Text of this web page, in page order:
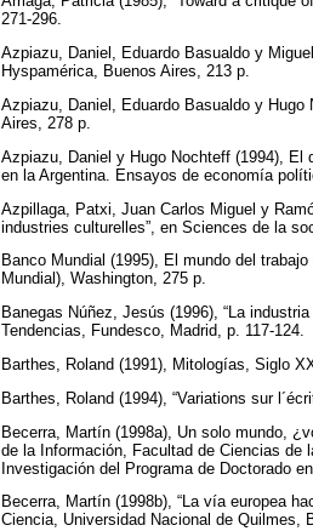
271-296.
Azpiazu, Daniel, Eduardo Basualdo y
Hyspamérica, Buenos Aires, 213 p.
Azpiazu, Daniel, Eduardo Basualdo y
Aires, 278 p.
Azpiazu, Daniel y Hugo Nochteff (1994), El
en la Argentina. Ensayos de economía
Azpillaga, Patxi, Juan Carlos Miguel y
industries culturelles”, en Sciences de la
Banco Mundial (1995), El mundo del
Mundial), Washington, 275 p.
Banegas Núñez, Jesús (1996), “La
Tendencias, Fundesco, Madrid, p. 117-124.
Barthes, Roland (1991), Mitologías, Siglo
Barthes, Roland (1994), “Variations sur
Becerra, Martín (1998a), Un solo mundo,
de la Información, Facultad de Ciencias de
Investigación del Programa de Doctorado
Becerra, Martín (1998b), “La vía europea
Ciencia, Universidad Nacional de Quilmes,